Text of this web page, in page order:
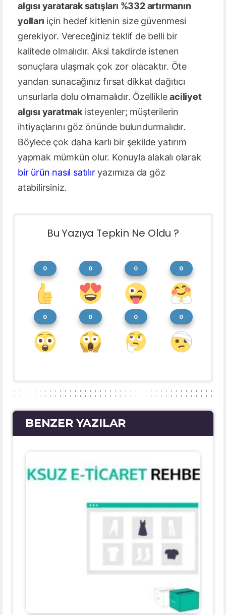
algısı yaratarak satışları %332 artırmanın
yolları için hedef kitlenin size güvenmesi
gerekiyor. Vereceğiniz teklif de belli bir
kalitede olmalıdır. Aksi takdirde istenen
sonuçlara ulaşmak çok zor olacaktır. Öte
yandan sunacağınız fırsat dikkat dağıtıcı
unsurlarla dolu olmamalıdır. Özellikleaciliyet
algısı yaratmak isteyenler; müşterilerin
ihtiyaçlarını göz önünde bulundurmalıdır.
Böylece çok daha karlı bir şekilde yatırım
yapmak mümkün olur. Konuyla alakalı olarak
bir ürün nasıl satılıryazımıza da göz
atabilirsiniz.
Bu Yazıya Tepkin Ne Oldu ?
0 0 0 0
0 0 0 0
BENZER YAZILAR